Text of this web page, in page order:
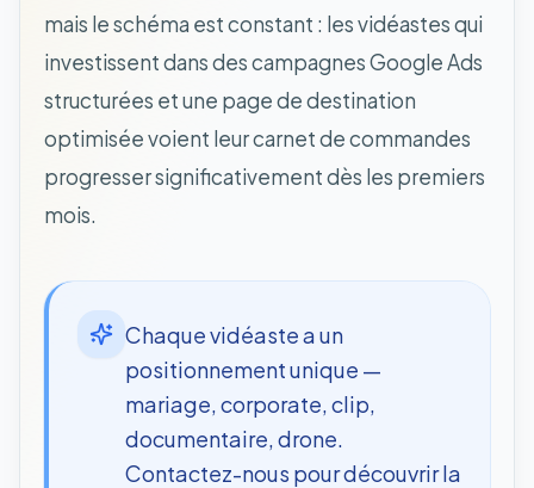
mais le schéma est constant : les vidéastes qui
investissent dans des campagnes Google Ads
structurées et une page de destination
optimisée voient leur carnet de commandes
progresser significativement dès les premiers
mois.
Chaque vidéaste a un
positionnement unique —
mariage, corporate, clip,
documentaire, drone.
Contactez-nous pour découvrir la